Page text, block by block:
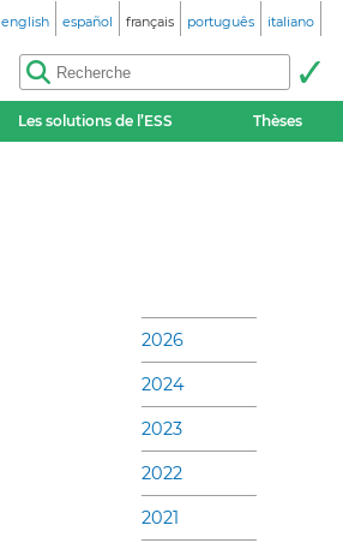
english español français português italiano
Les solutions de l’ESS Thèses
2026
2024
2023
2022
2021